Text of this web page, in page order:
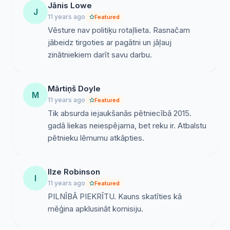
pētniecības projekti netiek pienācīgi finansēti. Tas rada
pamatotas bažas gan par iespējamu pagātnes
mitoloģizāciju, padarot to melnbaltu, vienkāršotu un
ideoloģizētu. Šādai situācijai pastāvot, domājam,
pastāv nopietni draudi par VDK dokumentu izpētē
manipulācijās.
Mēs esam pārliecināti, ka pagātnes izpratni nedrīkst
pakļaut politiķu kontrolei. Tāpēc pētniecība, tai skaitā
institūcijai, kura ir reģistrēta LR Zinātnisko institūciju
reģistrā un ir kompetenta pagātnes izpētes jautājumos.
Rīgā, 18.03.2015.
J
Jānis Lowe
11 years ago Featured
Vēsture nav politiķu rotaļlieta. Rasnačam
jābeidz tirgoties ar pagātni un jāļauj
zinātniekiem darīt savu darbu.
M
Mārtiņš Doyle
11 years ago Featured
Tik absurda iejaukšanās pētniecībā 2015.
gadā liekas neiespējama, bet reku ir. Atbalstu
pētnieku lēmumu atkāpties.
I
Ilze Robinson
11 years ago Featured
PILNĪBĀ PIEKRĪTU. Kauns skatīties kā
mēģina apklusināt komisiju.